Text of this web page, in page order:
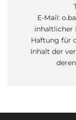
E-Mail:
inhaltlicher
Haftung für
Inhalt der